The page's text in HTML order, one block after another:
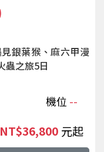
銀葉猴、麻六甲漫
蟲之旅5日
機位 --
NT$36,800 起